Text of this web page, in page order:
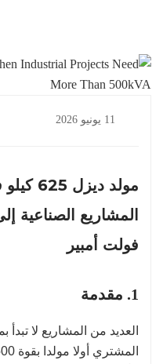
11 يونيو 2026
مولد
فولت أمبير
1. مقدمة